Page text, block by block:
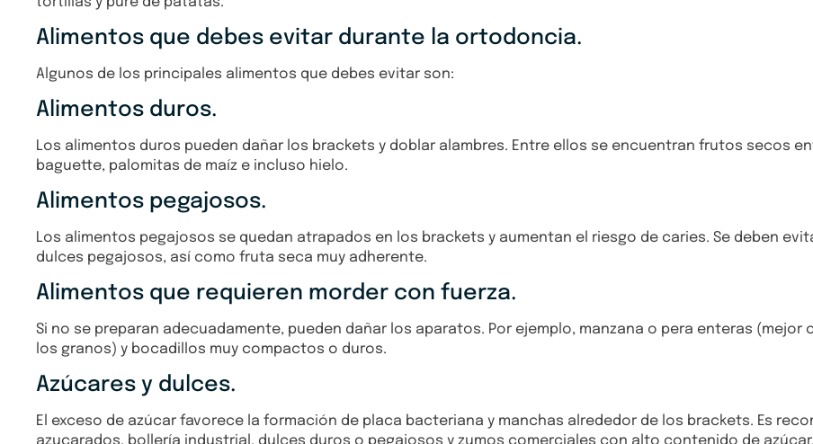
Alimentos que debes evitar durante la ortodoncia.
Algunos de los principales alimentos que debes evitar son:
Alimentos duros.
Los alimentos duros pueden dañar los brackets y doblar alambres. Entre ellos se encuentran frutos secos
baguette, palomitas de maíz e incluso hielo.
Alimentos pegajosos.
Los alimentos pegajosos se quedan atrapados en los brackets y aumentan el riesgo de caries. Se deben
dulces pegajosos, así como fruta seca muy adherente.
Alimentos que requieren morder con fuerza.
Si no se preparan adecuadamente, pueden dañar los aparatos. Por ejemplo, manzana o pera enteras
los granos) y bocadillos muy compactos o duros.
Azúcares y dulces.
El exceso de azúcar favorece la formación de placa bacteriana y manchas alrededor de los brackets. Es
azucarados, bollería industrial, dulces duros o pegajosos y zumos comerciales con alto contenido de azúcar.